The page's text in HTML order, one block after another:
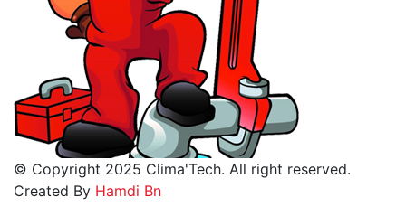
© Copyright 2025 Clima'Tech. All right reserved.
Created By Hamdi Bn